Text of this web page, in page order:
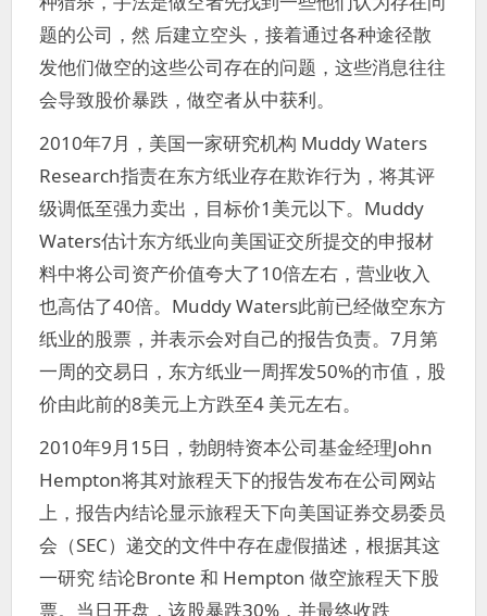
题的公司，然 后建立空头，接着通过各种途径散
发他们做空的这些公司存在的问题，这些消息往往
会导致股价暴跌，做空者从中获利。
2010年7月，美国一家研究机构 Muddy Waters
Research指责在东方纸业存在欺诈行为，将其评
级调低至强力卖出，目标价1美元以下。Muddy
Waters估计东方纸业向美国证交所提交的申报材
料中将公司资产价值夸大了10倍左右，营业收入
也高估了40倍。Muddy Waters此前已经做空东方
纸业的股票，并表示会对自己的报告负责。7月第
一周的交易日，东方纸业一周挥发50%的市值，股
价由此前的8美元上方跌至4 美元左右。
2010年9月15日，勃朗特资本公司基金经理John
Hempton将其对旅程天下的报告发布在公司网站
上，报告内结论显示旅程天下向美国证券交易委员
会（SEC）递交的文件中存在虚假描述，根据其这
一研究 结论Bronte 和 Hempton 做空旅程天下股
票。当日开盘，该股暴跌30%，并最终收跌